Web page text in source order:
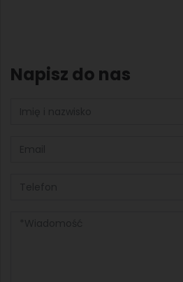
Napisz do nas